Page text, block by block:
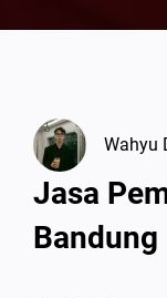
Wahyu
Jasa
Bandung